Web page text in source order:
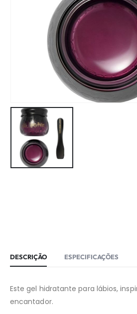
DESCRIÇÃO ESPECIFICAÇÕES
Este gel hidratante para lábios,
encantador.